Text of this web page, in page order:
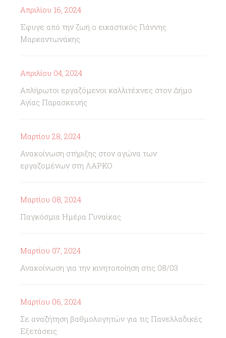
Απριλίου 16, 2024
Έφυγε από την ζωή ο εικαστικός Γιάννης
Μαρκαντωνάκης
Απριλίου 04, 2024
Απλήρωτοι εργαζόμενοι καλλιτέχνες στον Δήμο
Αγίας Παρασκευής
Μαρτίου 28, 2024
Ανακοίνωση στήριξης στον αγώνα των
εργαζομένων στη ΛΑΡΚΟ
Μαρτίου 08, 2024
Παγκόσμια Ημέρα Γυναίκας
Μαρτίου 07, 2024
Ανακοίνωση για την κινητοποίηση στις 08/03
Μαρτίου 06, 2024
Σε αναζήτηση βαθμολογητών για τις Πανελλαδικές
Εξετάσεις